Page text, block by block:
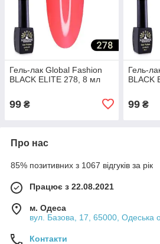
Гель-лак Global Fashion
BLACK ELITE 278, 8 мл
99 ₴
Гель-
BLACK
99₴
Про нас
85% позитивних з 1067 відгуків за рік
Працює з 22.08.2021
м. Одеса
вул. Базова, 17, 65000, Одеська
Контакти